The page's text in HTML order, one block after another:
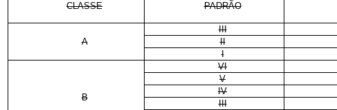
CLASSE PADRÃO
A
III
II
I
B
VI
V
IV
III